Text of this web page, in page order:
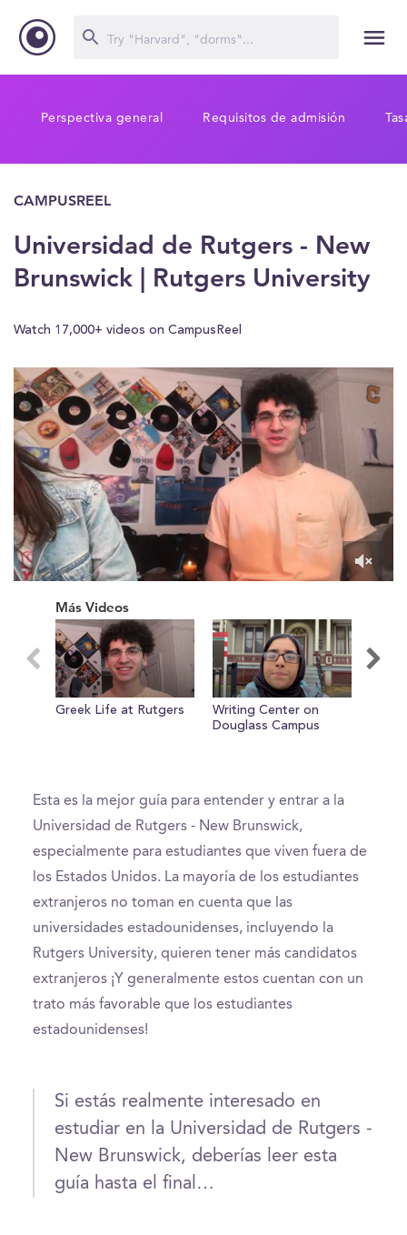
Perspectiva general Requisitos de admisión
CAMPUSREEL
Universidad de Rutgers - New
Brunswick | Rutgers University
Watch 17,000+ videos on CampusReel
minute,
seconds
Más Videos
Greek Life at Rutgers
Writing Center on
Douglass Campus
Esta es la mejor guía para entender y entrar a la
Universidad de Rutgers - New Brunswick,
especialmente para estudiantes que viven fuera de
los Estados Unidos. La mayoría de los estudiantes
extranjeros no toman en cuenta que las
universidades estadounidenses, incluyendo la
Rutgers University, quieren tener más candidatos
extranjeros ¡Y generalmente estos cuentan con un
trato más favorable que los estudiantes
estadounidenses!
Si estás realmente interesado en
estudiar en la Universidad de Rutgers -
New Brunswick, deberías leer esta
guía hasta el final…